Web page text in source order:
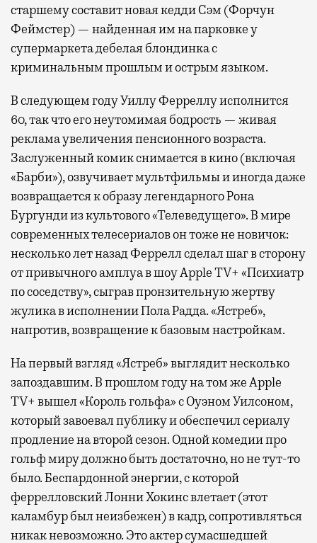
старшему составит новая кедди Сэм (Форчун
Феймстер) — найденная им на парковке у
супермаркета дебелая блондинка с
криминальным прошлым и острым языком.
В следующем году Уиллу Ферреллу исполнится
60, так что его неутомимая бодрость — живая
реклама увеличения пенсионного возраста.
Заслуженный комик снимается в кино (включая
«Барби»), озвучивает мультфильмы и иногда даже
возвращается к образу легендарного Рона
Бургунди из культового «Телеведущего». В мире
современных телесериалов он тоже не новичок:
несколько лет назад Феррелл сделал шаг в сторону
от привычного амплуа в шоу Apple TV+ «Психиатр
по соседству», сыграв пронзительную жертву
жулика в исполнении Пола Радда. «Ястреб»,
напротив, возвращение к базовым настройкам.
На первый взгляд «Ястреб» выглядит несколько
запоздавшим. В прошлом году на том же Apple
TV+ вышел «Король гольфа» с Оуэном Уилсоном,
который завоевал публику и обеспечил сериалу
продление на второй сезон. Одной комедии про
гольф миру должно быть достаточно, но не тут-то
было. Беспардонной энергии, с которой
феррелловский Лонни Хокинс влетает (этот
каламбур был неизбежен) в кадр, сопротивляться
никак невозможно. Это актер сумасшедшей